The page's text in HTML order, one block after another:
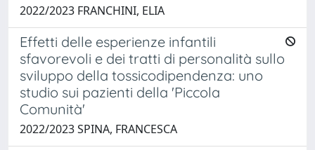
2022/2023 FRANCHINI, ELIA
Effetti delle esperienze infantili
sfavorevoli e dei tratti di personalità sullo
sviluppo della tossicodipendenza: uno
studio sui pazienti della 'Piccola
Comunità'
2022/2023 SPINA, FRANCESCA